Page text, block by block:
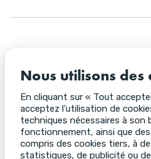
Nous utilisons des
En cliquant sur « Tout
acceptez l’utilisation de
techniques nécessaires à son
fonctionnement, ainsi que
compris des cookies tiers, à
statistiques, de publicité ou de